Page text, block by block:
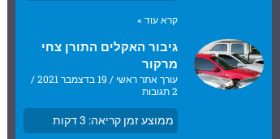
קרא עוד »
גיבור האקלים התורן צחי
מרקור
עורך אתר ראשי 19 בדצמבר 2021
2 תגובות
ממוצע זמן קריאה: 3דקות